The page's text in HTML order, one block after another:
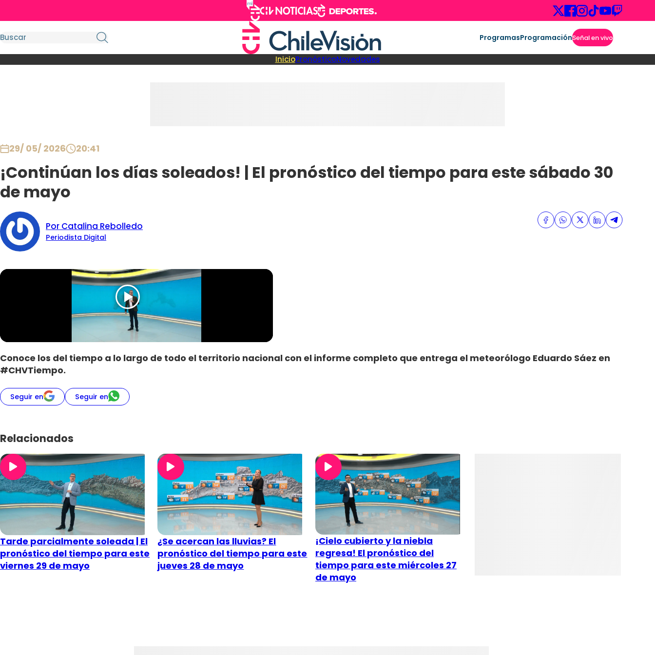
ProgramasProgramaciónSeñal en vivo
InicioPronósticoNovedades
29/ 05/ 2026 20:41
¡Continúan los días soleados! | El pronóstico del tiempo para este sábado 30
de mayo
Por Catalina Rebolledo
Periodista Digital
Conoce los del tiempo a lo largo de todo el territorio nacional con el informe completo que entrega el meteorólogo Eduardo Sáez en
#CHVTiempo.
Seguir en Seguir en
Relacionados
Tarde parcialmente soleada | El
pronóstico del tiempo para este
viernes 29 de mayo
¿Se acercan las lluvias? El
pronóstico del tiempo para este
jueves 28 de mayo
¡Cielo cubierto y la niebla
regresa! El pronóstico del
tiempo para este miércoles 27
de mayo